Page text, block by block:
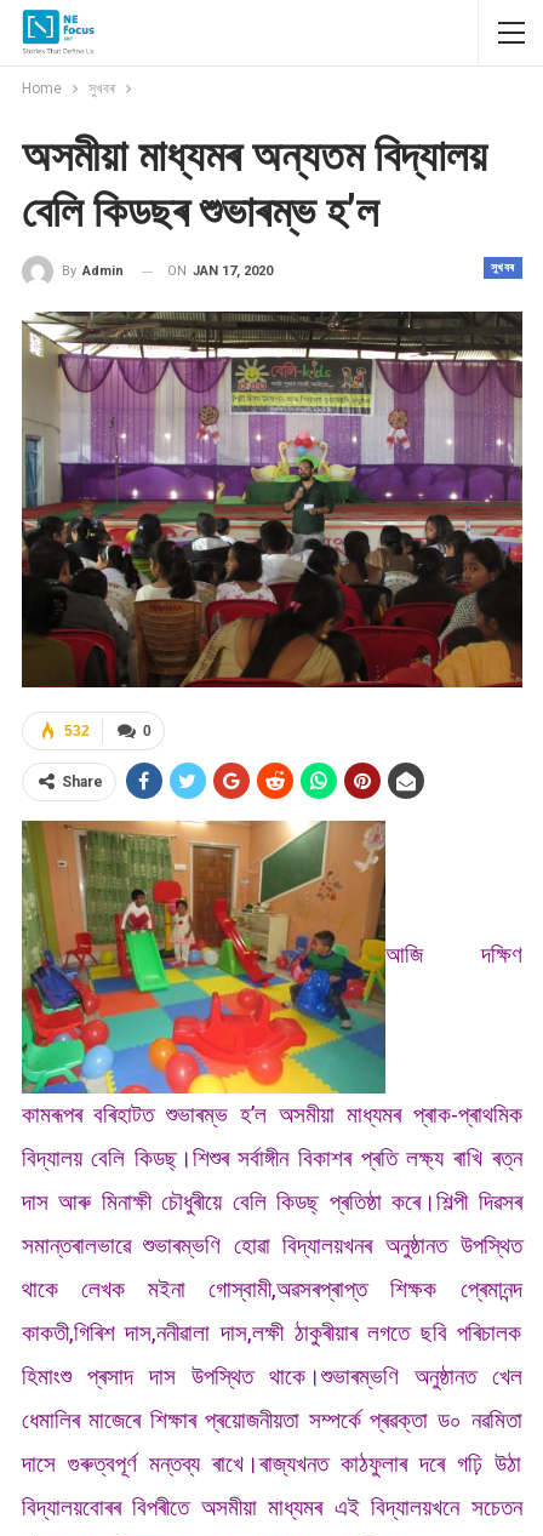
Home সুখবৰ
অসমীয়া মাধ্যমৰ অন্যতম বিদ্যালয়
বেলি কিডছৰ শুভাৰম্ভ হ’ল
সুখবৰ
By Admin ON JAN 17, 2020
0
532
Share
আজি দক্ষিণ
কামৰূপৰ বৰিহাটত শুভাৰম্ভ হ’ল অসমীয়া মাধ্যমৰ প্ৰাক-প্ৰাথমিক
বিদ্যালয় বেলি কিডছ্।শিশুৰ সৰ্বাঙ্গীন বিকাশৰ প্ৰতি লক্ষ্য ৰাখি ৰত্ন
দাস আৰু মিনাক্ষী চৌধুৰীয়ে বেলি কিডছ্ প্ৰতিষ্ঠা কৰে।শিল্পী দিৱসৰ
সমান্তৰালভাৱে শুভাৰম্ভণি হোৱা বিদ্যালয়খনৰ অনুষ্ঠানত উপস্থিত
থাকে লেখক মইনা গোস্বামী,অৱসৰপ্ৰাপ্ত শিক্ষক প্ৰেমানন্দ
কাকতী,গিৰিশ দাস,ননীৱালা দাস,লক্ষী ঠাকুৰীয়াৰ লগতে ছবি পৰিচালক
হিমাংশু প্ৰসাদ দাস উপস্থিত থাকে।শুভাৰম্ভণি অনুষ্ঠানত খেল
ধেমালিৰ মাজেৰে শিক্ষাৰ প্ৰয়োজনীয়তা সম্পর্কে প্ৰৱক্তা ড০ নৱমিতা
দাসে গুৰুত্বপূর্ণ মন্তব্য ৰাখে।ৰাজ্যখনত কাঠফুলাৰ দৰে গঢ়ি উঠা
বিদ্যালয়বোৰৰ বিপৰীতে অসমীয়া মাধ্যমৰ এই বিদ্যালয়খনে সচেতন